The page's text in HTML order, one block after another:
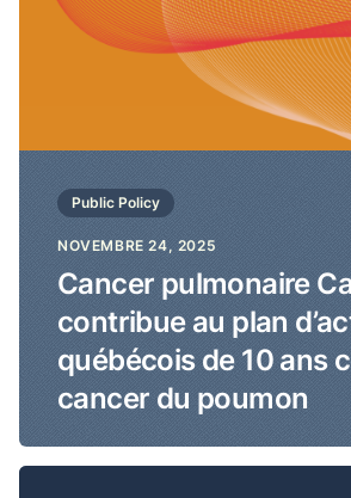
Public Policy
NOVEMBRE 24, 2025
Cancer pulmonaire
contribue au plan
québécois de 10 ans
cancer du poumon